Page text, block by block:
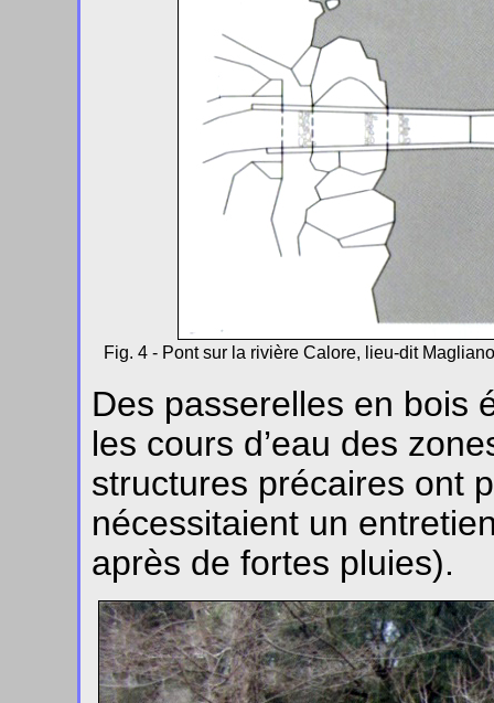
Fig. 4 - Pont sur la rivière Calore, lieu-dit
Des passerelles en bois
les cours d’eau des
structures précaires ont
nécessitaient un
après de fortes pluies).